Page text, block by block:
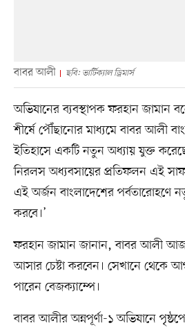
বাবর আলী ছবি: ভার্টিক্যাল ড্রিমার্স
অভিযানের ব্যবস্থাপক ফরহান জামান
শীর্ষে পৌঁছানোর মাধ্যমে বাবর আলী
ইতিহাসে একটি নতুন অধ্যায় যুক্ত
নিরলস অধ্যবসায়ের প্রতিফলন এই
এই অর্জন বাংলাদেশের পর্বতারোহণে
করবে।’
ফরহান জামান জানান, বাবর আলী
আসার চেষ্টা করবেন। সেখানে থেকে
পারেন বেজক্যাম্পে।
বাবর আলীর অন্নপূর্ণা-১ অভিযানে